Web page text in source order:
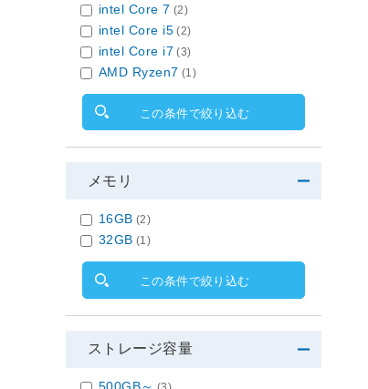
intel Core 7 (2)
intel Core i5 (2)
intel Core i7 (3)
AMD Ryzen7 (1)
この条件で絞り込む
メモリ
16GB (2)
32GB (1)
この条件で絞り込む
ストレージ容量